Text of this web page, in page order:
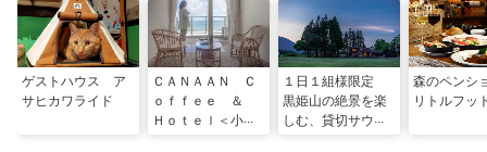
ゲストハウス ア
サヒカワライド
ＣＡＮＡＡＮ Ｃ
ｏｆｆｅｅ ＆
Ｈｏｔｅｌ＜小浜
１日１組様限定
黒姫山の絶景を楽
しむ、貸切サウナ
森のペンシ
リトルフッ